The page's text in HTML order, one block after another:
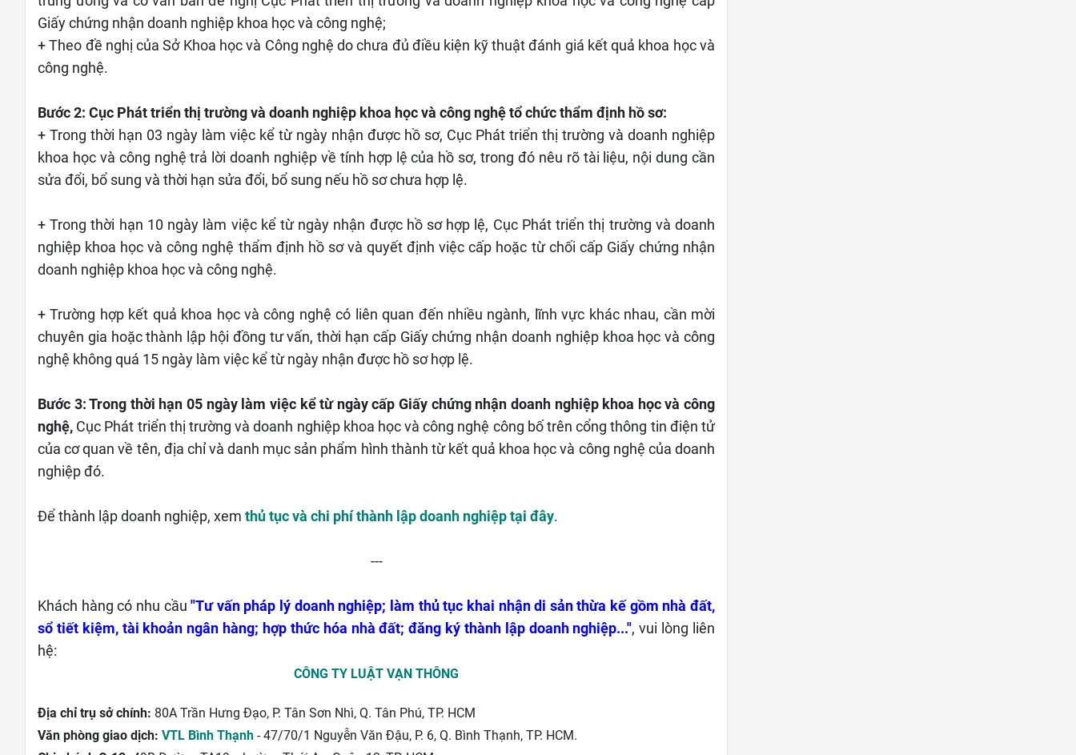
Giấy chứng nhận doanh nghiệp khoa học và công nghệ;
+ Theo đề nghị của Sở Khoa học và Công nghệ do chưa đủ điều kiện kỹ thuật đánh giá kết quả khoa học và
công nghệ.
Bước 2: Cục Phát triển thị trường và doanh nghiệp khoa học và công nghệ tổ chức thẩm định hồ sơ:
+ Trong thời hạn 03 ngày làm việc kể từ ngày nhận được hồ sơ, Cục Phát triển thị trường và doanh nghiệp
khoa học và công nghệ trả lời doanh nghiệp về tính hợp lệ của hồ sơ, trong đó nêu rõ tài liệu, nội dung cần
sửa đổi, bổ sung và thời hạn sửa đổi, bổ sung nếu hồ sơ chưa hợp lệ.
+ Trong thời hạn 10 ngày làm việc kể từ ngày nhận được hồ sơ hợp lệ, Cục Phát triển thị trường và doanh
nghiệp khoa học và công nghệ thẩm định hồ sơ và quyết định việc cấp hoặc từ chối cấp Giấy chứng nhận
doanh nghiệp khoa học và công nghệ.
+ Trường hợp kết quả khoa học và công nghệ có liên quan đến nhiều ngành, lĩnh vực khác nhau, cần mời
chuyên gia hoặc thành lập hội đồng tư vấn, thời hạn cấp Giấy chứng nhận doanh nghiệp khoa học và công
nghệ không quá 15 ngày làm việc kể từ ngày nhận được hồ sơ hợp lệ.
Bước 3: Trong thời hạn 05 ngày làm việc kể từ ngày cấp Giấy chứng nhận doanh nghiệp khoa học và công
nghệ, Cục Phát triển thị trường và doanh nghiệp khoa học và công nghệ công bố trên cổng thông tin điện tử
của cơ quan về tên, địa chỉ và danh mục sản phẩm hình thành từ kết quả khoa học và công nghệ của doanh
nghiệp đó.
Để thành lập doanh nghiệp, xem thủ tục và chi phí thành lập doanh nghiệp tại đây.
---
Khách hàng có nhu cầu"Tư vấn pháp lý doanh nghiệp; làm thủ tục khai nhận di sản thừa kế gồm nhà đất,
sổ tiết kiệm, tài khoản ngân hàng; hợp thức hóa nhà đất; đăng ký thành lập doanh nghiệp...", vui lòng liên
hệ:
CÔNG TY LUẬT VẠN THÔNG
Địa chỉ trụ sở chính: 80A Trần Hưng Đạo, P. Tân Sơn Nhì, Q. Tân Phú, TP. HCM
Văn phòng giao dịch: VTL Bình Thạnh - 47/70/1 Nguyễn Văn Đậu, P. 6, Q. Bình Thạnh, TP. HCM.